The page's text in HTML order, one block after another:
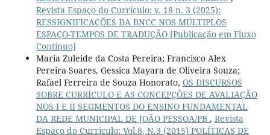
Revista Espaço do Currículo: v. 18 n. 3 (2025):
RESSIGNIFICAÇÕES DA BNCC NOS MÚLTIPLOS
ESPAÇO-TEMPOS DE TRADUÇÃO [Publicação em Fluxo
Contínuo]
Maria Zuleide da Costa Pereira; Francisco Alex
Pereira Soares, Gessica Mayara de Oliveira Souza;
Rafael Ferreira de Souza Honorato, OS DISCURSOS
SOBRE CURRÍCULO E AS CONCEPÇÕES DE AVALIAÇÃO
NOS I E II SEGMENTOS DO ENSINO FUNDAMENTAL
DA REDE MUNICIPAL DE JOÃO PESSOA/PB , Revista
Espaço do Currículo: Vol.8, N.3 (2015) POLÍTICAS DE